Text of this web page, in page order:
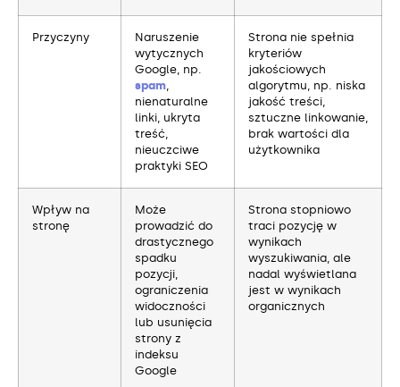
Przyczyny
Naruszenie
wytycznych
Google, np.
spam
nienaturalne
linki, ukryta
treść,
nieuczciwe
praktyki SEO
Strona nie spełnia
kryteriów
jakościowych
algorytmu, np. niska
jakość treści,
sztuczne linkowanie,
brak wartości dla
użytkownika
Wpływ na
stronę
Może
prowadzić do
drastycznego
spadku
pozycji,
ograniczenia
widoczności
lub usunięcia
strony z
indeksu
Google
Strona stopniowo
traci pozycję w
wynikach
wyszukiwania, ale
nadal wyświetlana
jest w wynikach
organicznych